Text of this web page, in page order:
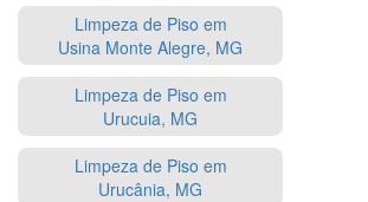
Limpeza de Piso em
Usina Monte Alegre, MG
Limpeza de Piso em
Urucuia, MG
Limpeza de Piso em
Urucânia, MG